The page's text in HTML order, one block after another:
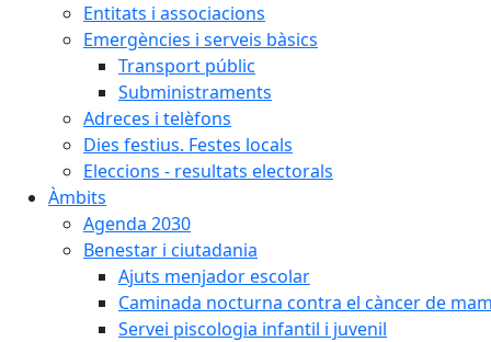
Entitats i associacions
Emergències i serveis bàsics
Transport públic
Subministraments
Adreces i telèfons
Dies festius. Festes locals
Eleccions - resultats electorals
Àmbits
Agenda 2030
Benestar i ciutadania
Ajuts menjador escolar
Caminada nocturna contra el càncer de
Servei piscologia infantil i juvenil